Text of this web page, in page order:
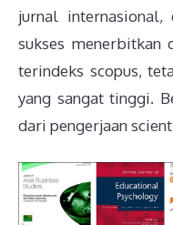
jurnal
sukses menerbitkan
terindeks scopus,
yang sangat tinggi.
dari pengerjaan